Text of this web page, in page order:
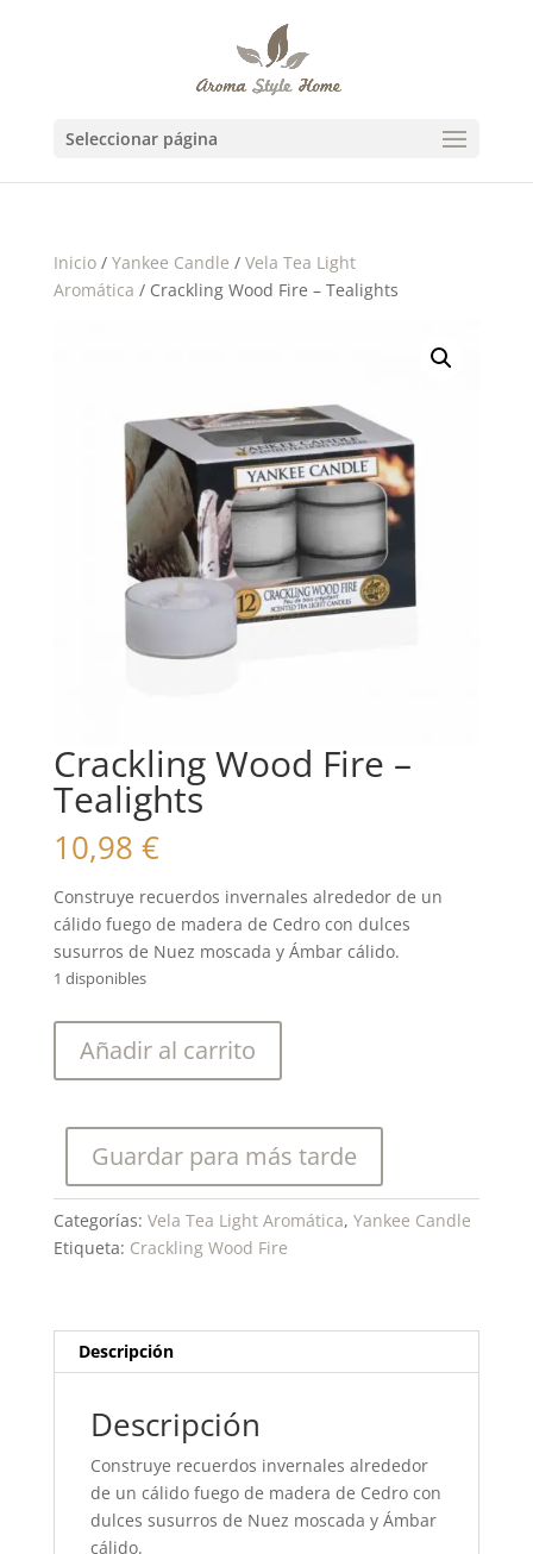
Seleccionar página
Inicio/ Yankee Candle / Vela Tea Light
Aromática / Crackling Wood Fire – Tealights
Crackling Wood Fire –
Tealights
10,98 €
Construye recuerdos invernales alrededor de un
cálido fuego de madera de Cedro con dulces
susurros de Nuez moscada y Ámbar cálido.
1 disponibles
Wood
Tealights
cantidad
Añadir al carrito
Guardar para más tarde
Categorías: Vela Tea Light Aromática, Yankee Candle
Etiqueta: Crackling Wood Fire
Descripción
Descripción
Construye recuerdos invernales alrededor
de un cálido fuego de madera de Cedro con
dulces susurros de Nuez moscada y Ámbar
cálido.